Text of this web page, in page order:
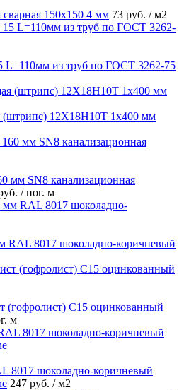
150х150 4 мм 73 руб. / м2
L=110мм из труб по ГОСТ 3262-75
(штрипс) 12Х18Н10Т 1х400 мм
мм SN8 канализационная
/ пог. м
RAL 8017 шоколадно-коричневый
(гофролист) С15 оцинкованный
м
8017 шоколадно-коричневый
247 руб. / м2